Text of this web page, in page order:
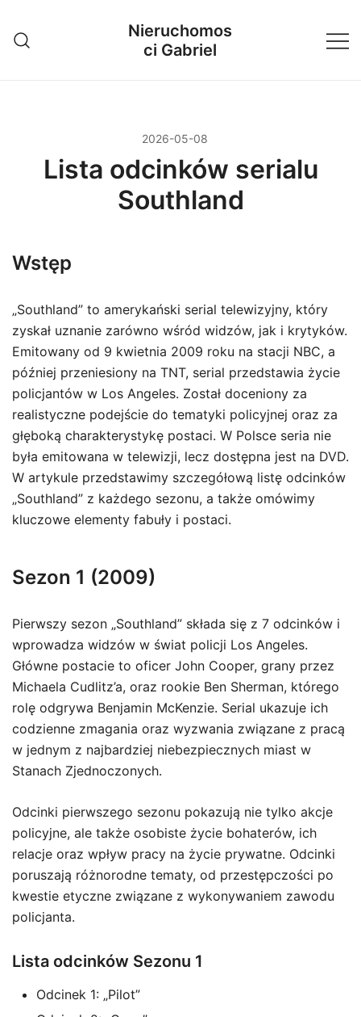
treści
Nieruchomos
ci Gabriel
2026-05-08
Lista odcinków serialu
Southland
Wstęp
„Southland” to amerykański serial telewizyjny, który
zyskał uznanie zarówno wśród widzów, jak i krytyków.
Emitowany od 9 kwietnia 2009 roku na stacji NBC, a
później przeniesiony na TNT, serial przedstawia życie
policjantów w Los Angeles. Został doceniony za
realistyczne podejście do tematyki policyjnej oraz za
głęboką charakterystykę postaci. W Polsce seria nie
była emitowana w telewizji, lecz dostępna jest na DVD.
W artykule przedstawimy szczegółową listę odcinków
„Southland” z każdego sezonu, a także omówimy
kluczowe elementy fabuły i postaci.
Sezon 1 (2009)
Pierwszy sezon „Southland” składa się z 7 odcinków i
wprowadza widzów w świat policji Los Angeles.
Główne postacie to oficer John Cooper, grany przez
Michaela Cudlitz’a, oraz rookie Ben Sherman, którego
rolę odgrywa Benjamin McKenzie. Serial ukazuje ich
codzienne zmagania oraz wyzwania związane z pracą
w jednym z najbardziej niebezpiecznych miast w
Stanach Zjednoczonych.
Odcinki pierwszego sezonu pokazują nie tylko akcje
policyjne, ale także osobiste życie bohaterów, ich
relacje oraz wpływ pracy na życie prywatne. Odcinki
poruszają różnorodne tematy, od przestępczości po
kwestie etyczne związane z wykonywaniem zawodu
policjanta.
Lista odcinków Sezonu 1
Odcinek 1: „Pilot”